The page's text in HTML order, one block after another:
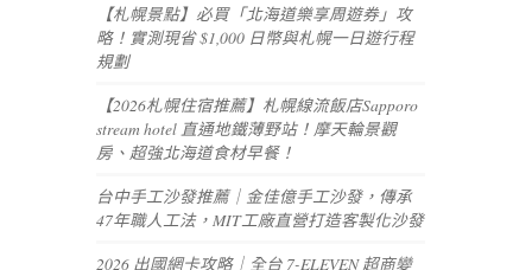
【札幌景點】必買「北海道樂享周遊券」攻
略！實測現省 $1,000 日幣與札幌一日遊行程
規劃
【2026札幌住宿推薦】札幌線流飯店Sapporo
stream hotel 直通地鐵薄野站！摩天輪景觀
房、超強北海道食材早餐！
台中手工沙發推薦｜金佳億手工沙發，傳承
47年職人工法，MIT工廠直營打造客製化沙發
2026 出國網卡攻略｜全台 7-ELEVEN 超商變